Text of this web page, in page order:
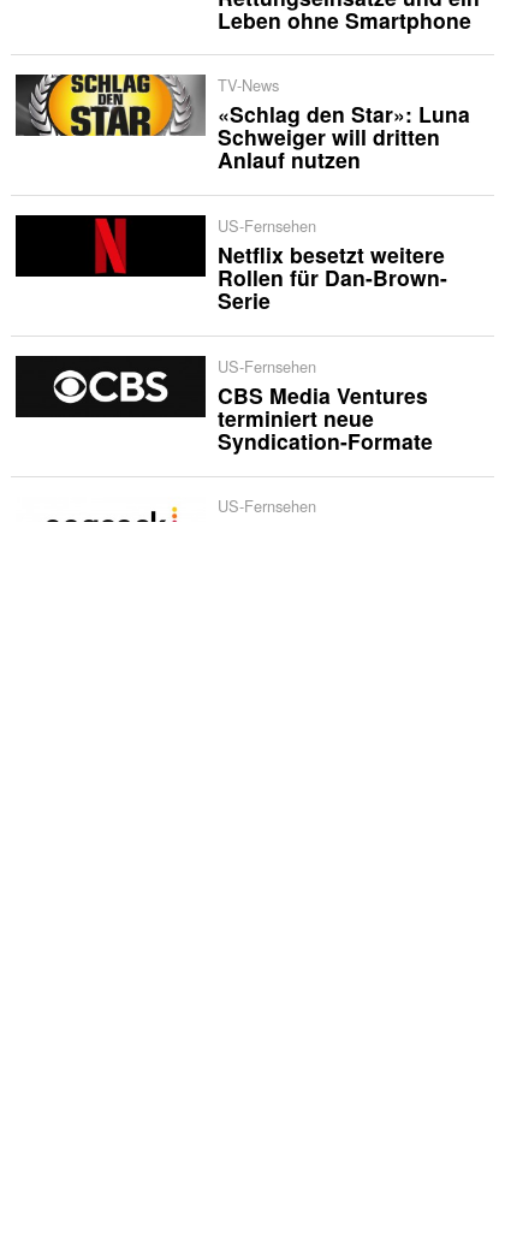
Leben ohne Smartphone
TV-News
«Schlag den Star»: Luna
Schweiger will dritten
Anlauf nutzen
US-Fernsehen
Netflix besetzt weitere
Rollen für Dan-Brown-
Serie
US-Fernsehen
CBS Media Ventures
terminiert neue
Syndication-Formate
US-Fernsehen